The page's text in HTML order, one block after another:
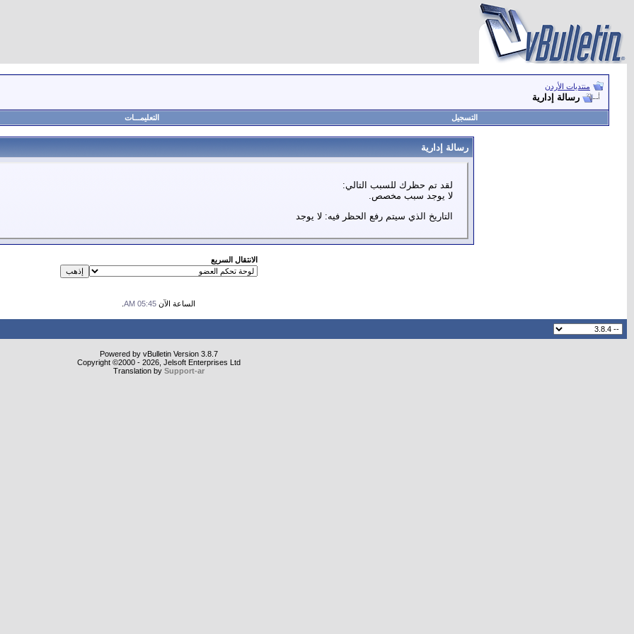
منتديات الأردن
رسالة إدارية
التسجيل التعليمـــات
رسالة إدارية
لقد تم حظرك للسبب التالي:
لا يوجد سبب مخصص.
التاريخ الذي سيتم رفع الحظر فيه: لا يوجد
الانتقال السريع
الساعة الآن 05:45 AM
Powered by vBulletin Version 3.8.7
Copyright ©2000 - 2026, Jelsoft Enterprises Ltd
Translation by Support-ar